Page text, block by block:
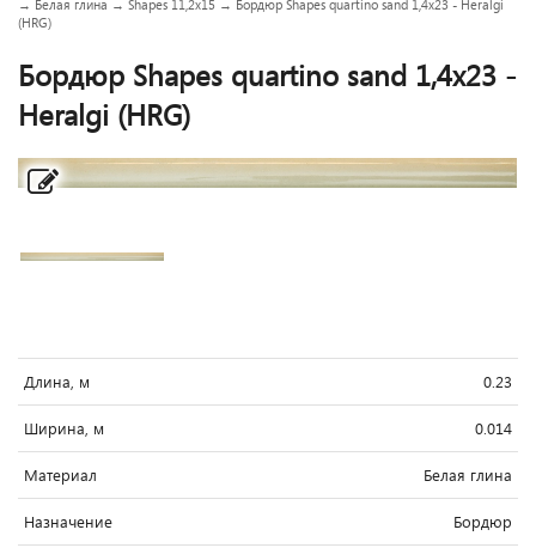
→ Белая глина → Shapes 11,2x15 → Бордюр Shapes quartino sand 1,4x23 - Heralgi
(HRG)
Бордюр Shapes quartino sand 1,4x23 -
Heralgi (HRG)
Длина, м 0.23
Ширина, м 0.014
Материал Белая глина
Назначение Бордюр